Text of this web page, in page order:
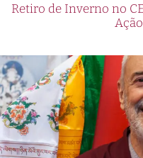
Retiro de Inverno no